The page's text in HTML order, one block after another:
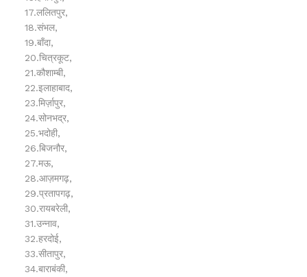
17.ललितपुर,
18.संभल,
19.बाँदा,
20.चित्रकूट,
21.कौशाम्बी,
22.इलाहाबाद,
23.मिर्ज़ापुर,
24.सोनभद्र,
25.भदोही,
26.बिजनौर,
27.मऊ,
28.आज़मगढ़,
29.प्रतापगढ़,
30.रायबरेली,
31.उन्नाव,
32.हरदोई,
33.सीतापुर,
34.बाराबंकी,